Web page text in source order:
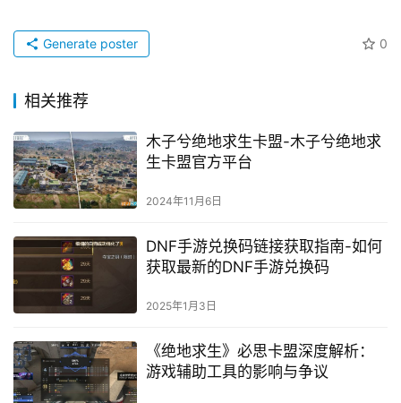
0
Generate poster
相关推荐
木子兮绝地求生卡盟-木子兮绝地求
生卡盟官方平台
2024年11月6日
DNF手游兑换码链接获取指南-如何
获取最新的DNF手游兑换码
2025年1月3日
《绝地求生》必思卡盟深度解析：
游戏辅助工具的影响与争议